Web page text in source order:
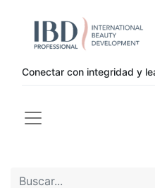
Conectar con integridad y